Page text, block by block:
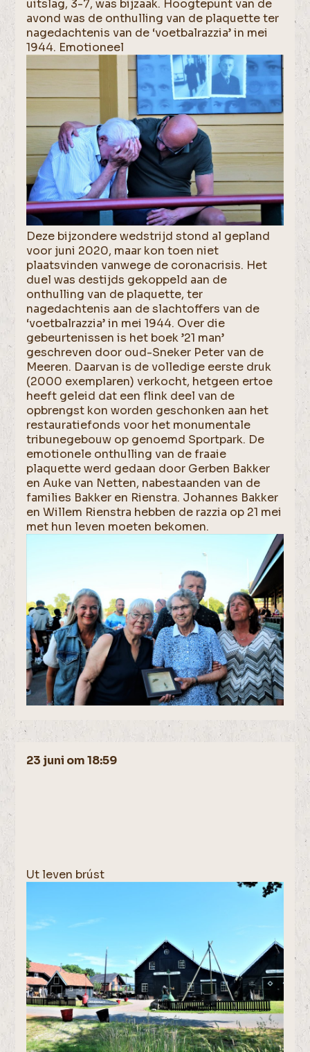
uitslag, 3-7, was bijzaak. Hoogtepunt van de
avond was de onthulling van de plaquette ter
nagedachtenis van de ‘voetbalrazzia’ in mei
1944. Emotioneel
Deze bijzondere wedstrijd stond al gepland
voor juni 2020, maar kon toen niet
plaatsvinden vanwege de coronacrisis. Het
duel was destijds gekoppeld aan de
onthulling van de plaquette, ter
nagedachtenis aan de slachtoffers van de
‘voetbalrazzia’ in mei 1944. Over die
gebeurtenissen is het boek ’21 man’
geschreven door oud-Sneker Peter van de
Meeren. Daarvan is de volledige eerste druk
(2000 exemplaren) verkocht, hetgeen ertoe
heeft geleid dat een flink deel van de
opbrengst kon worden geschonken aan het
restauratiefonds voor het monumentale
tribunegebouw op genoemd Sportpark. De
emotionele onthulling van de fraaie
plaquette werd gedaan door Gerben Bakker
en Auke van Netten, nabestaanden van de
families Bakker en Rienstra. Johannes Bakker
en Willem Rienstra hebben de razzia op 21 mei
met hun leven moeten bekomen.
23 juni om 18:59
Ut leven brúst